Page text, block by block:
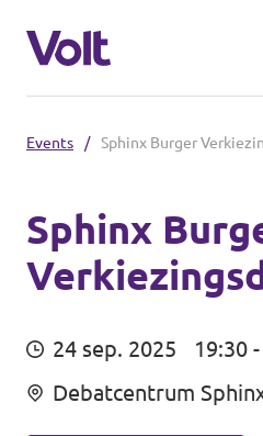
Steden
Volt Maastricht
Standpunten
Mensen
Events / Sphinx Burger
Sphinx
24 sep. 2025
19:30
Debatcentrum